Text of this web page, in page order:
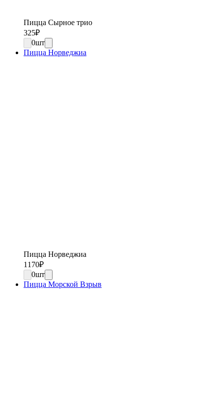
Пицца Сырное трио
325₽
0шт
Пицца Норведжиа
Пицца Норведжиа
1170₽
0шт
Пицца Морской Взрыв